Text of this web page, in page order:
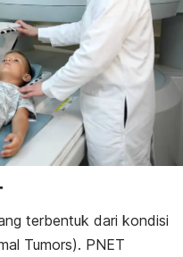
terbentuk dari kondisi
Tumors). PNET